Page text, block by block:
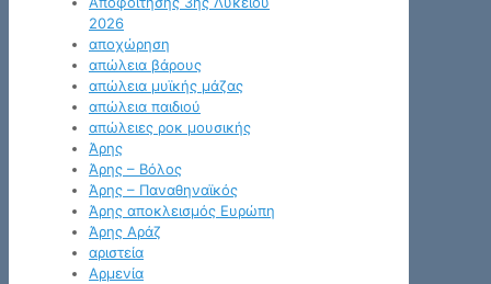
2026
αποχώρηση
απώλεια βάρους
απώλεια μυϊκής μάζας
απώλεια παιδιού
απώλειες ροκ μουσικής
Άρης
Άρης – Βόλος
Άρης – Παναθηναϊκός
Άρης αποκλεισμός Ευρώπη
Άρης Αράζ
αριστεία
Αρμενία